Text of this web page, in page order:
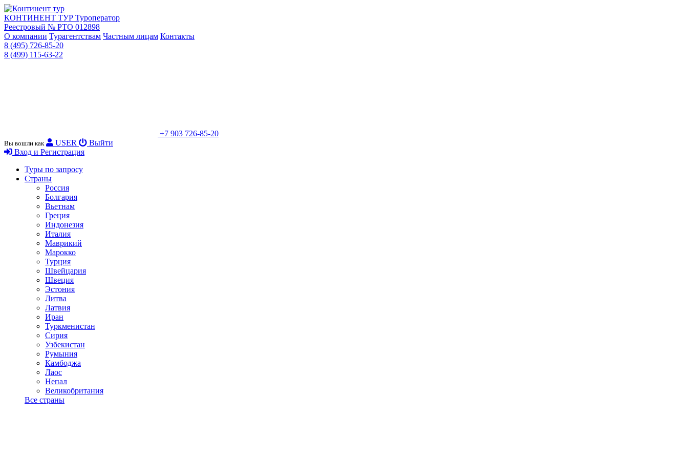
КОНТИНЕНТ ТУР Туроператор
Реестровый № РТО 012898
О компании Турагентствам Частным лицам Контакты
8 (495) 726-85-20
8 (499) 115-63-22
+7 903 726-85-20
Вы вошли как USER
Выйти
Вход и Регистрация
Туры по запросу
Страны
Россия
Болгария
Вьетнам
Греция
Индонезия
Италия
Маврикий
Марокко
Турция
Швейцария
Швеция
Эстония
Литва
Латвия
Иран
Туркменистан
Сирия
Узбекистан
Румыния
Камбоджа
Лаос
Непал
Великобритания
Все страны